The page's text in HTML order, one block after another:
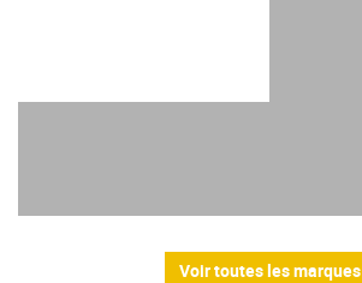
Voir toutes les marques